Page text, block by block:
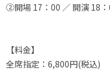
②開場 17：00 ／ 開演 18
【料金】
全席指定：6,800円(税込)